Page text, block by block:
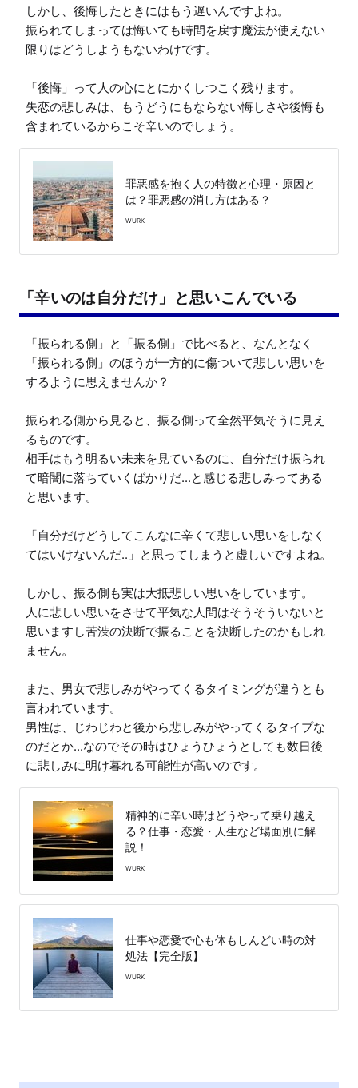
しかし、後悔したときにはもう遅いんですよね。
振られてしまっては悔いても時間を戻す魔法が使えない
限りはどうしようもないわけです。
「後悔」って人の心にとにかくしつこく残ります。
失恋の悲しみは、もうどうにもならない悔しさや後悔も
含まれているからこそ辛いのでしょう。
罪悪感を抱く人の特徴と心理・原因と
は？罪悪感の消し方はある？
WURK
「辛いのは自分だけ」と思いこんでいる
「振られる側」と「振る側」で比べると、なんとなく
「振られる側」のほうが一方的に傷ついて悲しい思いを
するように思えませんか？
振られる側から見ると、振る側って全然平気そうに見え
るものです。
相手はもう明るい未来を見ているのに、自分だけ振られ
て暗闇に落ちていくばかりだ...と感じる悲しみってある
と思います。
「自分だけどうしてこんなに辛くて悲しい思いをしなく
てはいけないんだ..」と思ってしまうと虚しいですよね。
しかし、振る側も実は大抵悲しい思いをしています。
人に悲しい思いをさせて平気な人間はそうそういないと
思いますし苦渋の決断で振ることを決断したのかもしれ
ません。
また、男女で悲しみがやってくるタイミングが違うとも
言われています。
男性は、じわじわと後から悲しみがやってくるタイプな
のだとか...なのでその時はひょうひょうとしても数日後
に悲しみに明け暮れる可能性が高いのです。
精神的に辛い時はどうやって乗り越え
る？仕事・恋愛・人生など場面別に解
説！
WURK
仕事や恋愛で心も体もしんどい時の対
処法【完全版】
WURK